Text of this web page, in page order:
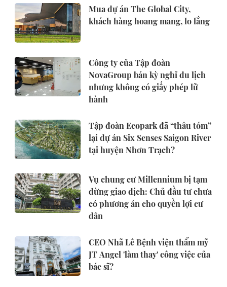
Mua dự án The Global City,
khách hàng hoang mang, lo lắng
Công ty của Tập đoàn
NovaGroup bán kỳ nghỉ du lịch
nhưng không có giấy phép lữ
hành
Tập đoàn Ecopark đã “thâu tóm”
lại dự án Six Senses Saigon River
tại huyện Nhơn Trạch?
Vụ chung cư Millennium bị tạm
dừng giao dịch: Chủ đầu tư chưa
có phương án cho quyền lợi cư
dân
CEO Nhã Lê Bệnh viện thẩm mỹ
JT Angel 'làm thay' công việc của
bác sĩ?